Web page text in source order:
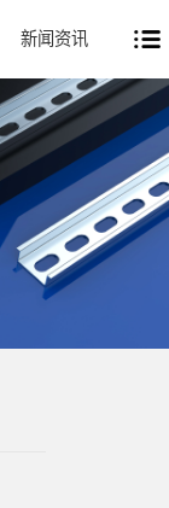
新闻资讯